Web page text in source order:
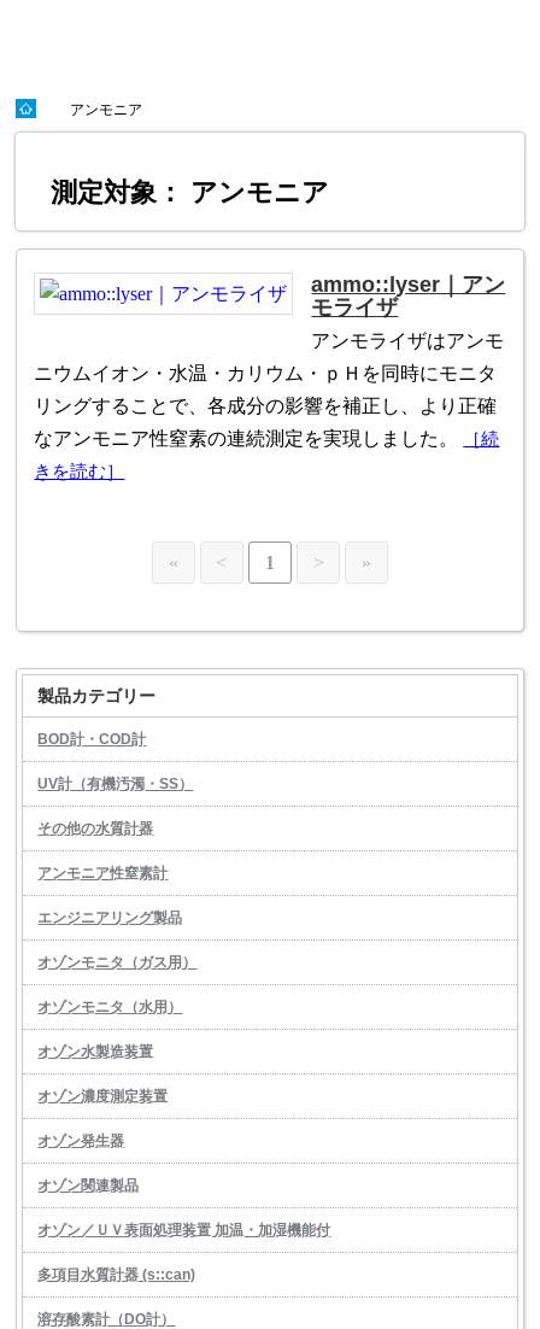
アンモニア
測定対象： アンモニア
ammo::lyser｜アン
モライザ
アンモライザはアンモ
ニウムイオン・水温・カリウム・ｐＨを同時にモニタ
リングすることで、各成分の影響を補正し、より正確
なアンモニア性窒素の連続測定を実現しました。
［続
きを読む］
« < 1 > »
製品カテゴリー
BOD計・COD計
UV計（有機汚濁・SS）
その他の水質計器
アンモニア性窒素計
エンジニアリング製品
オゾンモニタ（ガス用）
オゾンモニタ（水用）
オゾン水製造装置
オゾン濃度測定装置
オゾン発生器
オゾン関連製品
オゾン／ＵＶ表面処理装置 加温・加湿機能付
多項目水質計器 (s::can)
溶存酸素計（DO計）